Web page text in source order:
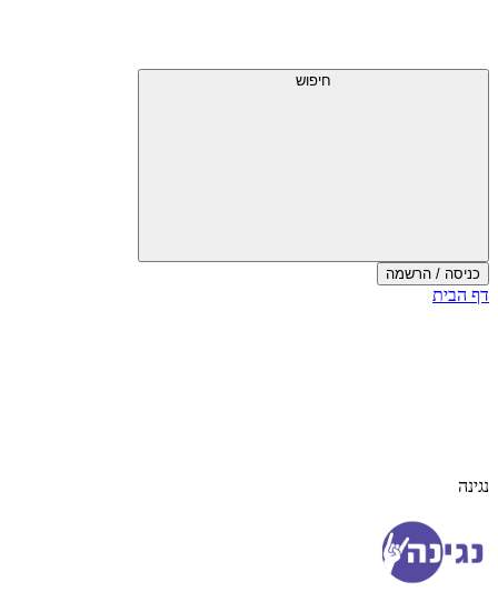
חיפוש
כניסה / הרשמה
דף הבית
נגינה